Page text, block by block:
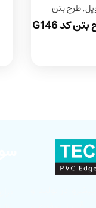
,طرح بتن
نوار لبه پی وی سی طرح بتن کد G146